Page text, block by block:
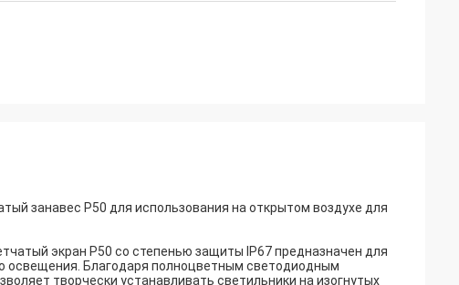
занавес P50 для использования на открытом воздухе для
экран P50 со степенью защиты IP67 предназначен для
освещения. Благодаря полноцветным светодиодным
творчески устанавливать светильники на изогнутых